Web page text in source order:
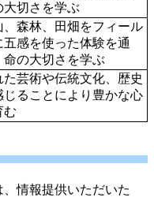
大切さを学ぶ
、森林、田畑をフィール
五感を使った体験を通
命の大切さを学ぶ
た芸術や伝統文化、歴史
じることにより豊かな心
む
情報提供いただいた